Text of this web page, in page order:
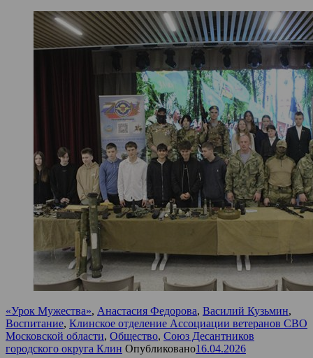
«Урок Мужества», Анастасия Федорова, Василий Кузьмин,
Воспитание, Клинское отделение Ассоциации ветеранов СВО
Московской области, Общество, Союз Десантников
городского округа Клин Опубликовано16.04.2026